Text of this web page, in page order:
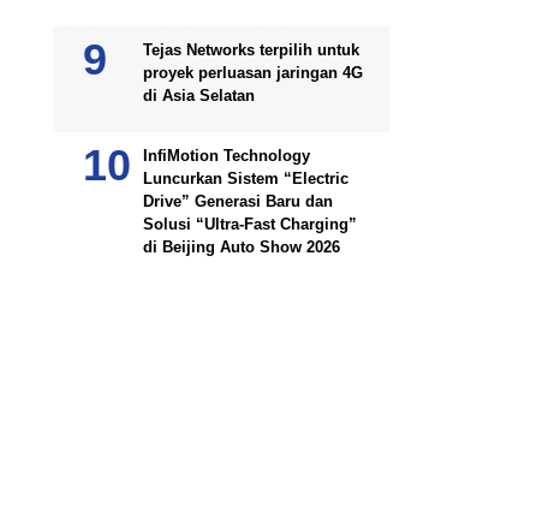
Tejas Networks terpilih untuk
proyek perluasan jaringan 4G
di Asia Selatan
InfiMotion Technology
Luncurkan Sistem “Electric
Drive” Generasi Baru dan
Solusi “Ultra-Fast Charging”
di Beijing Auto Show 2026